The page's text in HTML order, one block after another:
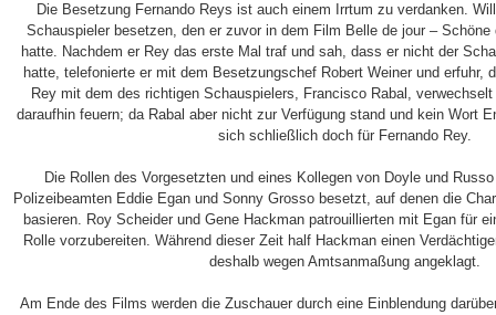
Die Besetzung Fernando Reys ist auch einem Irrtum zu verdanken.
Schauspieler besetzen, den er zuvor in dem Film Belle de jour – Schöne
hatte. Nachdem er Rey das erste Mal traf und sah, dass er nicht der
hatte, telefonierte er mit dem Besetzungschef Robert Weiner und erfuhr,
Rey mit dem des richtigen Schauspielers, Francisco Rabal,
daraufhin feuern; da Rabal aber nicht zur Verfügung stand und kein Wort
sich schließlich doch für Fernando Rey.
Die Rollen des Vorgesetzten und eines Kollegen von Doyle und
Polizeibeamten Eddie Egan und Sonny Grosso besetzt, auf denen die
basieren. Roy Scheider und Gene Hackman patrouillierten mit Egan für
Rolle vorzubereiten. Während dieser Zeit half Hackman einen
deshalb wegen Amtsanmaßung angeklagt.
Am Ende des Films werden die Zuschauer durch eine Einblendung